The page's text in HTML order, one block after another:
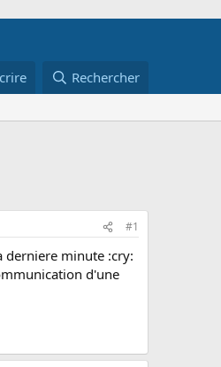
Rechercher
#1
derniere minute :cry:
d'une